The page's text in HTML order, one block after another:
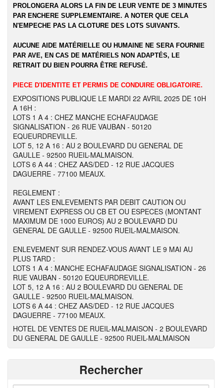
PROLONGERA ALORS LA FIN DE LEUR VENTE DE 3 MINUTES
PAR ENCHERE SUPPLEMENTAIRE. A NOTER QUE CELA
N'EMPECHE PAS LA CLOTURE DES LOTS SUIVANTS.
AUCUNE AIDE MATÉRIELLE OU HUMAINE NE SERA FOURNIE
PAR AVE, EN CAS DE MATÉRIELS NON ADAPTÉS, LE
RETRAIT DU BIEN POURRA ÊTRE REFUSÉ.
PIECE D'IDENTITE ET PERMIS DE CONDUIRE OBLIGATOIRE.
EXPOSITIONS PUBLIQUE LE MARDI 22 AVRIL 2025 DE 10H
A 16H :
LOTS 1 A 4 : CHEZ MANCHE ECHAFAUDAGE
SIGNALISATION - 26 RUE VAUBAN - 50120
EQUEURDREVILLE.
LOT 5, 12 A 16 : AU 2 BOULEVARD DU GENERAL DE
GAULLE - 92500 RUEIL-MALMAISON.
LOTS 6 A 44 : CHEZ AAS/DED - 12 RUE JACQUES
DAGUERRE - 77100 MEAUX.
REGLEMENT :
AVANT LES ENLEVEMENTS PAR DEBIT CAUTION OU
VIREMENT EXPRESS OU CB ET OU ESPECES (MONTANT
MAXIMUM DE 1000 EUROS) AU 2 BOULEVARD DU
GENERAL DE GAULLE - 92500 RUEIL-MALMAISON.
ENLEVEMENT SUR RENDEZ-VOUS AVANT LE 9 MAI AU
PLUS TARD :
LOTS 1 A 4 : MANCHE ECHAFAUDAGE SIGNALISATION - 26
RUE VAUBAN - 50120 EQUEURDREVILLE.
LOT 5, 12 A 16 : AU 2 BOULEVARD DU GENERAL DE
GAULLE - 92500 RUEIL-MALMAISON.
LOTS 6 A 44 : CHEZ AAS/DED - 12 RUE JACQUES
DAGUERRE - 77100 MEAUX.
HOTEL DE VENTES DE RUEIL-MALMAISON - 2 BOULEVARD
DU GENERAL DE GAULLE - 92500 RUEIL-MALMAISON
Rechercher